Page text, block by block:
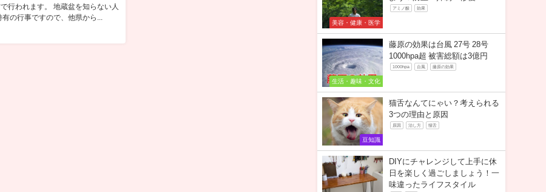
行われます。 地蔵盆を知らない人
の行事ですので、他県から...
美容・健康・医学
アミノ酸 効果
生活・趣味・文化
藤原の効果は台風 27号 28号
1000hpa超 被害総額は3億円
1000hpa 台風 藤原の効果
豆知識
猫舌なんてにゃい？考えられる
3つの理由と原因
原因 治し方 猫舌
DIYにチャレンジして上手に休
日を楽しく過ごしましょう！一
味違ったライフスタイル